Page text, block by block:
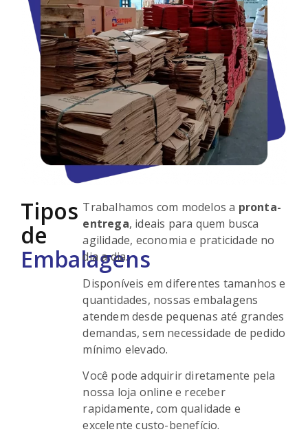
Tipos
de
Embalagens
Trabalhamos com modelos a pronta-
entrega, ideais para quem busca
agilidade, economia e praticidade no
dia a dia.
Disponíveis em diferentes tamanhos e
quantidades, nossas embalagens
atendem desde pequenas até grandes
demandas, sem necessidade de pedido
mínimo elevado.
Você pode adquirir diretamente pela
nossa loja online e receber
rapidamente, com qualidade e
excelente custo-benefício.